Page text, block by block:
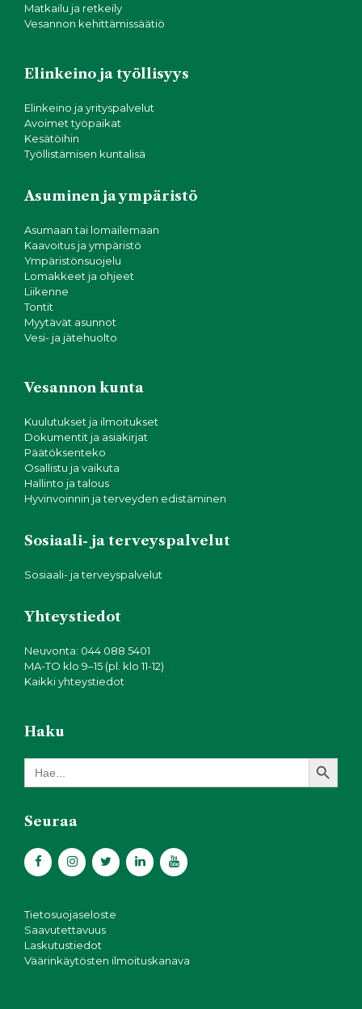
Matkailu ja retkeily
Vesannon kehittämissäätiö
Elinkeino ja työllisyys
Elinkeino ja yrityspalvelut
Avoimet työpaikat
Kesätöihin
Työllistämisen kuntalisä
Asuminen ja ympäristö
Asumaan tai lomailemaan
Kaavoitus ja ympäristö
Ympäristönsuojelu
Lomakkeet ja ohjeet
Liikenne
Tontit
Myytävät asunnot
Vesi- ja jätehuolto
Vesannon kunta
Kuulutukset ja ilmoitukset
Dokumentit ja asiakirjat
Päätöksenteko
Osallistu ja vaikuta
Hallinto ja talous
Hyvinvoinnin ja terveyden edistäminen
Sosiaali- ja terveyspalvelut
Sosiaali- ja terveyspalvelut
Yhteystiedot
Neuvonta: 044 088 5401
MA-TO klo 9–15 (pl. klo 11-12)
Kaikki yhteystiedot
Haku
Search
for:
Search Button
Seuraa
Tietosuojaseloste
Saavutettavuus
Laskutustiedot
Väärinkäytösten ilmoituskanava